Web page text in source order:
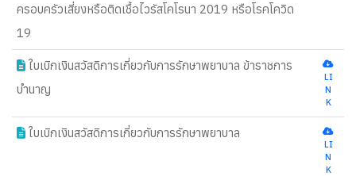
ครอบครัวเสี่ยงหรือติดเชื้อไวรัสโคโรนา 2019 หรือโรคโควิด
19
ใบเบิกเงินสวัสดิการเกี่ยวกับการรักษาพยาบาล ข้าราชการ
บำนาญ
LI
N
K
ใบเบิกเงินสวัสดิการเกี่ยวกับการรักษาพยาบาล
LI
N
K